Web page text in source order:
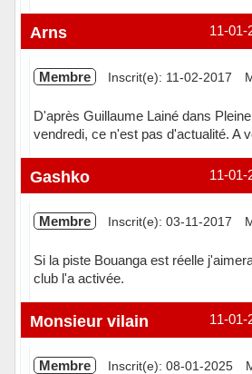
Hors ligne 11-01-
Arns
Membre Inscrit(e): 11-02-2017
D'après Guillaume Lainé dans
vendredi, ce n'est pas d'actualité. A
Hors ligne 11-01-
Gashko
Membre Inscrit(e): 03-11-2017
Si la piste Bouanga est réelle
club l'a activée.
Hors ligne 11-01-
Monsieur vilain
Membre Inscrit(e): 08-01-2025